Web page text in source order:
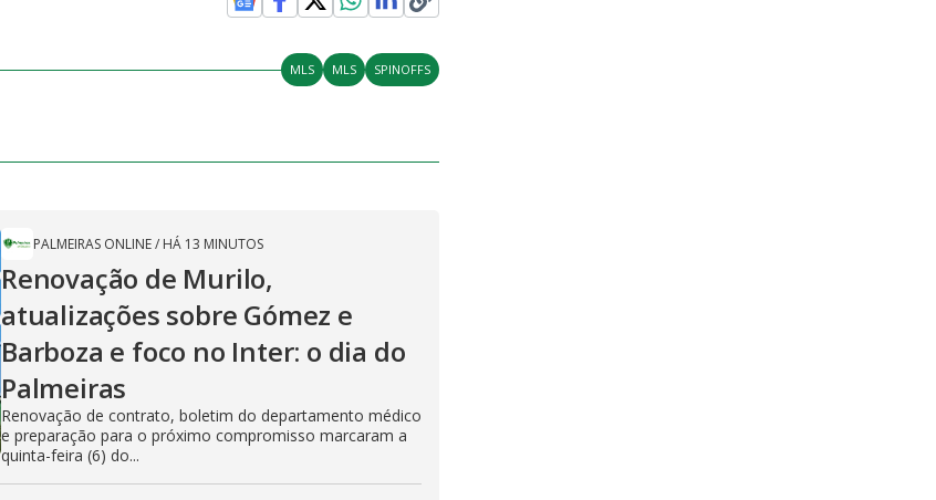
MLS MLS SPINOFFS
PALMEIRAS ONLINE/ HÁ 13 MINUTOS
Renovação de Murilo,
atualizações sobre Gómez e
Barboza e foco no Inter: o dia do
Palmeiras
Renovação de contrato, boletim do departamento médico
e preparação para o próximo compromisso marcaram a
quinta-feira (6) do...